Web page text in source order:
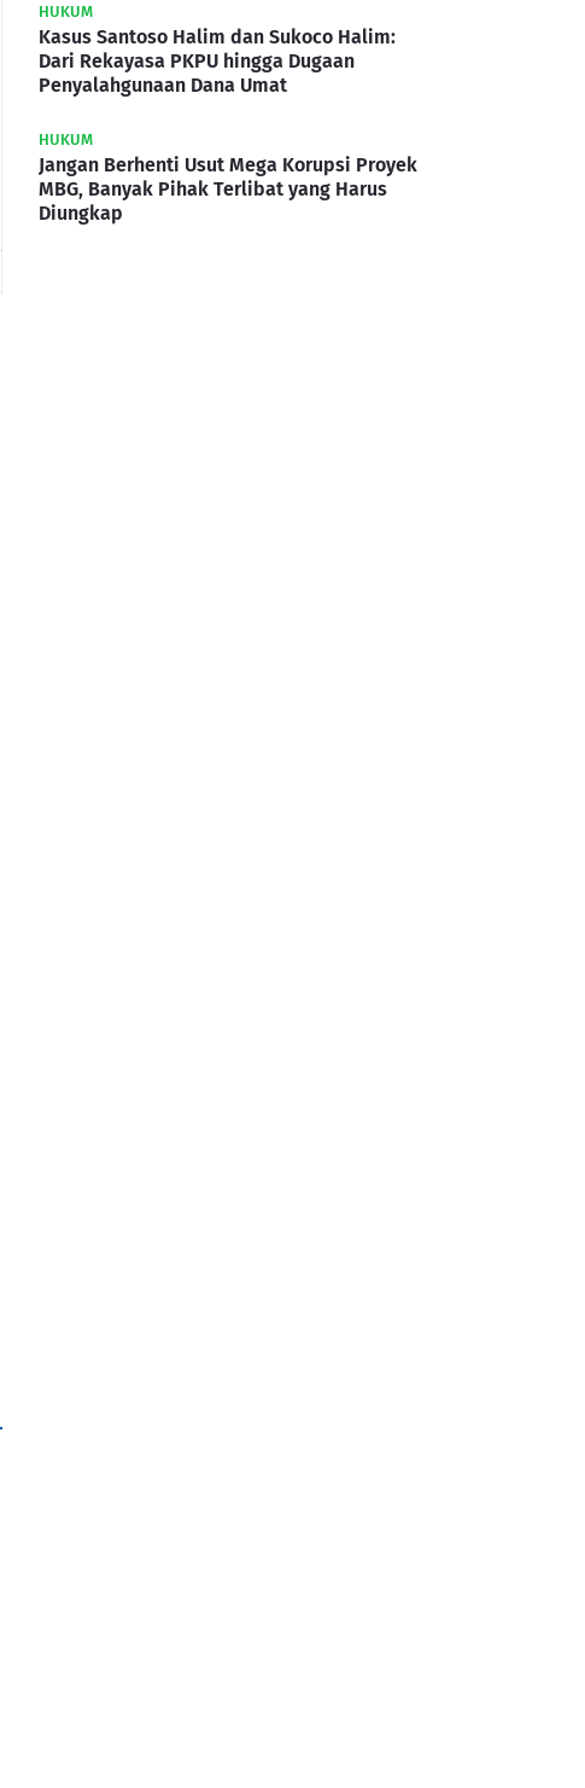
HUKUM
Kasus Santoso Halim dan Sukoco Halim:
Dari Rekayasa PKPU hingga Dugaan
Penyalahgunaan Dana Umat
HUKUM
Jangan Berhenti Usut Mega Korupsi Proyek
MBG, Banyak Pihak Terlibat yang Harus
Diungkap